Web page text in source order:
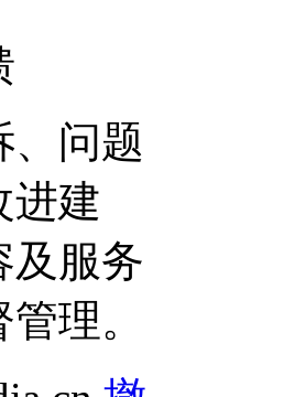
、问题
进建
及服务
理。